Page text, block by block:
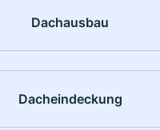
Dachausbau
Dacheindeckung